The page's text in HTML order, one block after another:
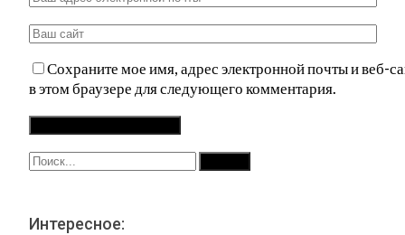
Сохраните мое имя, адрес электронной почты и веб-
в этом браузере для следующего комментария.
Интересное: